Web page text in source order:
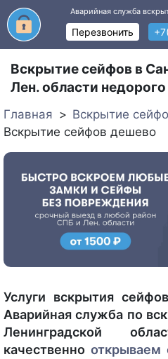
Аварийная служба
Перезвонить
Вскрытие сейфов в
Лен. области недорого
Главная
Вскрытие
Вскрытие сейфов дешево
Услуги вскрытия
Аварийная служба по
Ленинградской
качественно открываем